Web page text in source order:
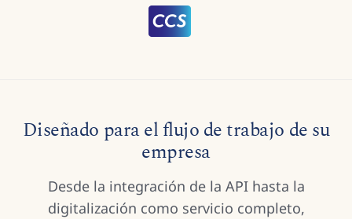
Diseñado para el flujo de trabajo de su
empresa
Desde la integración de la API hasta la
digitalización como servicio completo,